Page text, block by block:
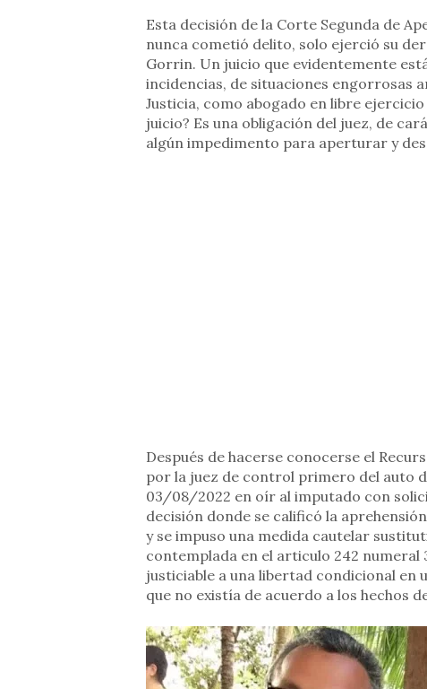
Esta decisión de la Corte Segunda de
nunca cometió delito, solo ejerció su
Gorrin. Un juicio que evidentemente
incidencias, de situaciones engorrosas
Justicia, como abogado en libre
juicio? Es una obligación del juez, de
algún impedimento para aperturar y
Después de hacerse conocerse el
por la juez de control primero del auto
03/08/2022 en oír al imputado con
decisión donde se calificó la
y se impuso una medida cautelar
contemplada en el articulo 242 numeral
justiciable a una libertad condicional en
que no existía de acuerdo a los hechos